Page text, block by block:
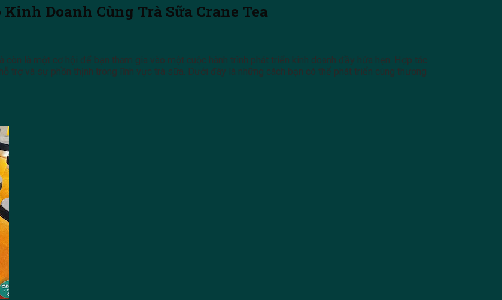
Doanh Cùng Trà Sữa Crane Tea
là một cơ hội để bạn tham gia vào một cuộc hành trình phát triển kinh doanh đầy hứa hẹn. Hợp tác
trợ và sự phồn thịnh trong lĩnh vực trà sữa. Dưới đây là những cách bạn có thể phát triển cùng thương